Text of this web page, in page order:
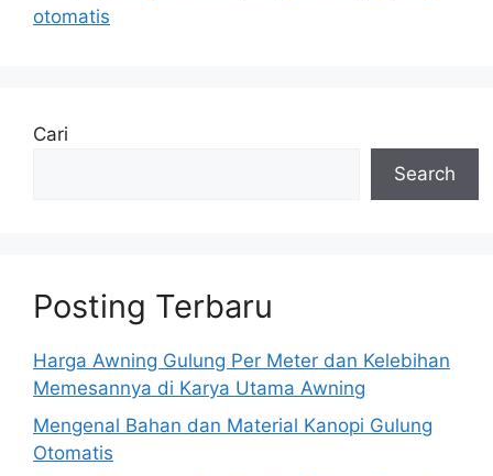
otomatis
Cari
Search
Posting Terbaru
Harga Awning Gulung Per Meter dan Kelebihan
Memesannya di Karya Utama Awning
Mengenal Bahan dan Material Kanopi Gulung
Otomatis